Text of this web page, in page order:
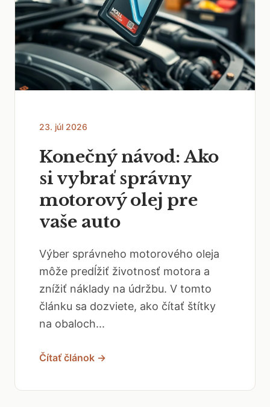
23. júl 2026
Konečný návod: Ako
si vybrať správny
motorový olej pre
vaše auto
Výber správneho motorového oleja
môže predĺžiť životnosť motora a
znížiť náklady na údržbu. V tomto
článku sa dozviete, ako čítať štítky
na obaloch...
Čítať článok →